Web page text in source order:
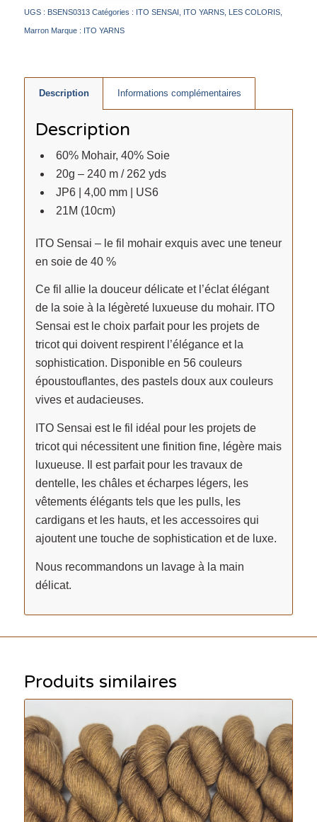
UGS : BSENS0313 Catégories : ITO SENSAI ITO YARNS, LES COLORIS,
Marron Marque : ITO YARNS
Description Informations complémentaires
Description
60% Mohair, 40% Soie
20g – 240 m / 262 yds
JP6 | 4,00 mm | US6
21M (10cm)
ITO Sensai – le fil mohair exquis avec une teneur
en soie de 40 %
Ce fil allie la douceur délicate et l’éclat élégant
de la soie à la légèreté luxueuse du mohair. ITO
Sensai est le choix parfait pour les projets de
tricot qui doivent respirent l’élégance et la
sophistication. Disponible en 56 couleurs
époustouflantes, des pastels doux aux couleurs
vives et audacieuses.
ITO Sensai est le fil idéal pour les projets de
tricot qui nécessitent une finition fine, légère mais
luxueuse. Il est parfait pour les travaux de
dentelle, les châles et écharpes légers, les
vêtements élégants tels que les pulls, les
cardigans et les hauts, et les accessoires qui
ajoutent une touche de sophistication et de luxe.
Nous recommandons un lavage à la main
délicat.
Produits similaires